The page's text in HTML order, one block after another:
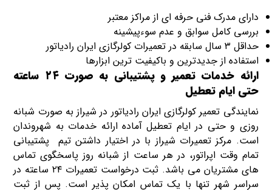
دارای مدرک فنی حرفه ای از مراکز معتبر
بررسی کامل سوابق و عدم سوءپیشینه
حداقل ۳ سال سابقه در تعمیرات کولرگازی ایران رادیاتور
استفاده از جدیدترین و باکیفیت ترین ابزارها
ارائه خدمات تعمیر و پشتیبانی به صورت ۲۴ ساعته
حتی ایام تعطیل
نمایندگی تعمیر کولرگازی ایران رادیاتور در شیراز به صورت شبانه
روزی و حتی در ایام تعطیل آماده ارائه خدمات به شهروندان
است. مرکز تعمیرات شیراز با در اختیار داشتن تیم پشتیبانی
تمام وقت اپراتور، در هر ساعت از شبانه روز پاسخگوی تماس
های مشتریان می باشد. ثبت درخواست تعمیرات ۲۴ ساعته در
سراسر شهر تنها با یک تماس امکان پذیر است. پس از ثبت